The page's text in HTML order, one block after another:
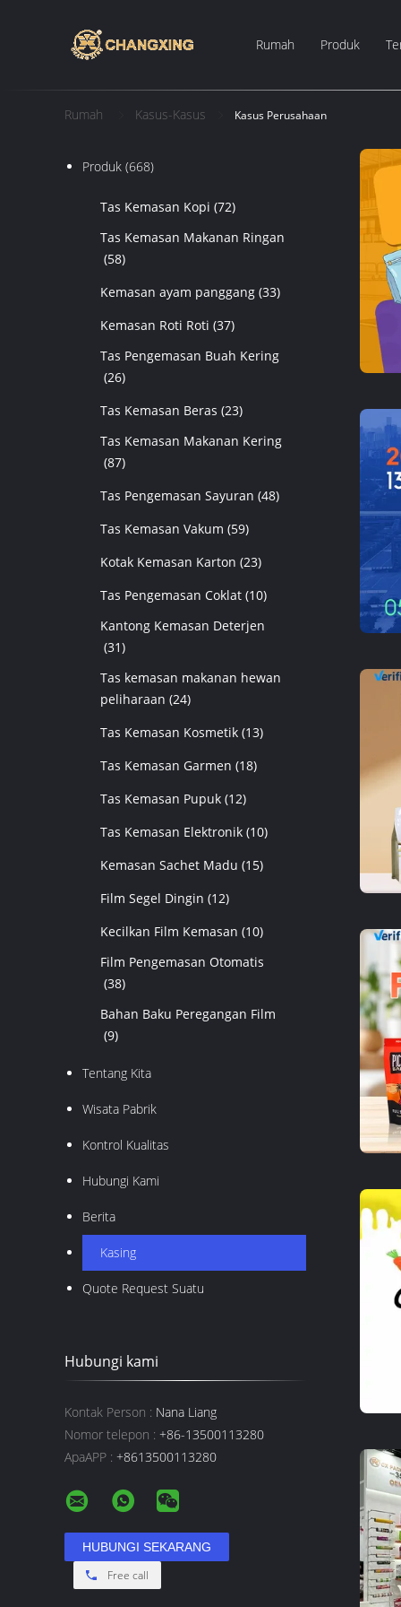
Rumah Produk
Rumah Kasus-Kasus Kasus Perusahaan
Produk (668)
Tas Kemasan Kopi (72)
Tas Kemasan Makanan Ringan
(58)
Kemasan ayam panggang (33)
Kemasan Roti Roti (37)
Tas Pengemasan Buah Kering
(26)
Tas Kemasan Beras (23)
Tas Kemasan Makanan Kering
(87)
Tas Pengemasan Sayuran (48)
Tas Kemasan Vakum (59)
Kotak Kemasan Karton (23)
Tas Pengemasan Coklat (10)
Kantong Kemasan Deterjen
(31)
Tas kemasan makanan hewan
peliharaan (24)
Tas Kemasan Kosmetik (13)
Tas Kemasan Garmen (18)
Tas Kemasan Pupuk (12)
Tas Kemasan Elektronik (10)
Kemasan Sachet Madu (15)
Film Segel Dingin (12)
Kecilkan Film Kemasan (10)
Film Pengemasan Otomatis
(38)
Bahan Baku Peregangan Film
(9)
Tentang Kita
Wisata Pabrik
Kontrol Kualitas
Hubungi Kami
Berita
Kasing
Quote Request Suatu
Hubungi kami
Kontak Person : Nana Liang
Nomor telepon : +86-13500113280
ApaAPP : +8613500113280
Free call